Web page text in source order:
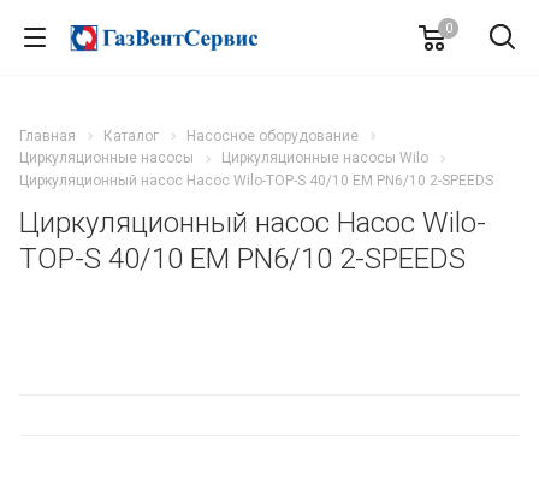
0
Главная Каталог
Насосное оборудование
Циркуляционные насосы
Циркуляционные насосы Wilo
Циркуляционный насос Насос Wilo-TOP-S 40/10 EM PN6/10 2-SPEEDS
Циркуляционный насос Насос Wilo-
TOP-S 40/10 EM PN6/10 2-SPEEDS